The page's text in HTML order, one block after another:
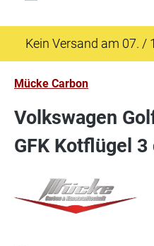
Kein Versand am 07. /
Mücke Carbon
Volkswagen
GFK Kotflügel